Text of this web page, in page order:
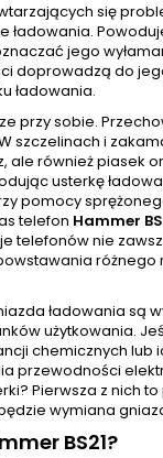
się
ładowania.
jego
doprowadzą do
ładowania.
przy sobie.
szczelinach i
również piasek
usterkę
pomocy
telefon Hammer
telefonów nie
różnego
ładowania są
użytkowania.
chemicznych
przewodności
Pierwsza z nich
wymiana
BS21?